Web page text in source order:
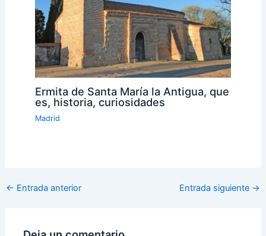
Ermita de Santa María la Antigua, que
es, historia, curiosidades
Madrid
← Entrada anterior Entrada siguiente →